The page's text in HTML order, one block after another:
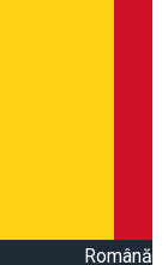
Română